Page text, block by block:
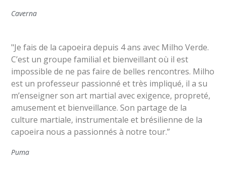
Caverna
"Je fais de la capoeira depuis 4 ans avec Milho Verde.
C’est un groupe familial et bienveillant où il est
impossible de ne pas faire de belles rencontres. Milho
est un professeur passionné et très impliqué, il a su
m’enseigner son art martial avec exigence, propreté,
amusement et bienveillance. Son partage de la
culture martiale, instrumentale et brésilienne de la
capoeira nous a passionnés à notre tour.”
Puma